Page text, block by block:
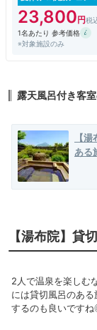
23,800
1名あたり 参考価格
※対象施設のみ
露天風呂付き客
【
ある
【湯布院】貸
2人で温泉を楽しむ
には貸切風呂のあ
するのも良いです